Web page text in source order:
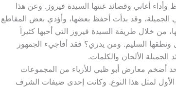
أغاني وقصائد غنتها السيدة فيروز. وعن هذا
الجميلة، وقد بدأت أحفظ بعضها، وأؤدي بعض المقاطع
من خلال طريقة السيدة فيروز التي أحبها كثيراً
ونطقها السليم. ومن يدري؟ فقد أفاجيء الجمهور
الألحان والكلمات.
أضخم معارض أبو ظبي للأزياء من المجموعات
الأول لمثل هذا النوع. وكانت إحدى ضيفات الشرف